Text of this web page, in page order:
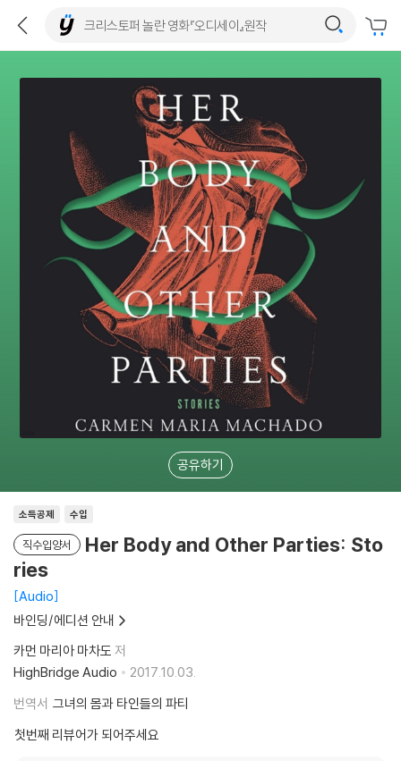
공유하기
소득공제 수입
직수입양서
Her Body and Other Parties: Sto
ries
Audio
바인딩/에디션 안내
카먼 마리아 마차도 저
HighBridge Audio
2017.10.03.
번역서 그녀의 몸과 타인들의 파티
첫번째 리뷰어가 되어주세요